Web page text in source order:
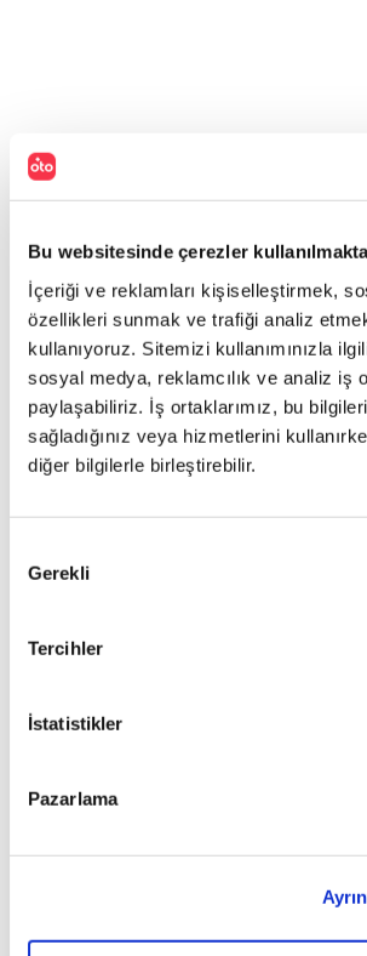
Bu websitesinde çerezler
İçeriği ve reklamları kişiselleştirmek,
özellikleri sunmak ve trafiği analiz
kullanıyoruz. Sitemizi kullanımınızla
sosyal medya, reklamcılık ve analiz iş
paylaşabiliriz. İş ortaklarımız, bu
sağladığınız veya hizmetlerini
diğer bilgilerle birleştirebilir.
Seçimi
Gerekli
Tercihler
İstatistikler
Pazarlama